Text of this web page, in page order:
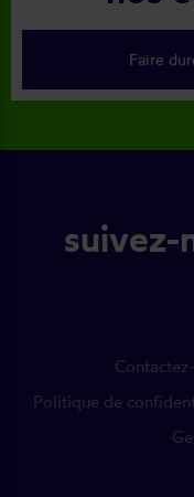
Faire
suivez-
Politique de